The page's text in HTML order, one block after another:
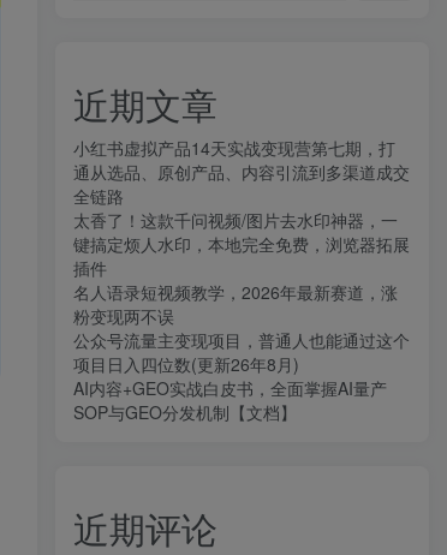
近期文章
小红书虚拟产品14天实战变现营第七期，打
通从选品、原创产品、内容引流到多渠道成交
全链路
太香了！这款千问视频/图片去水印神器，一
键搞定烦人水印，本地完全免费，浏览器拓展
插件
名人语录短视频教学，2026年最新赛道，涨
粉变现两不误
公众号流量主变现项目，普通人也能通过这个
项目日入四位数(更新26年8月)
AI内容+GEO实战白皮书，全面掌握AI量产
SOP与GEO分发机制【文档】
近期评论